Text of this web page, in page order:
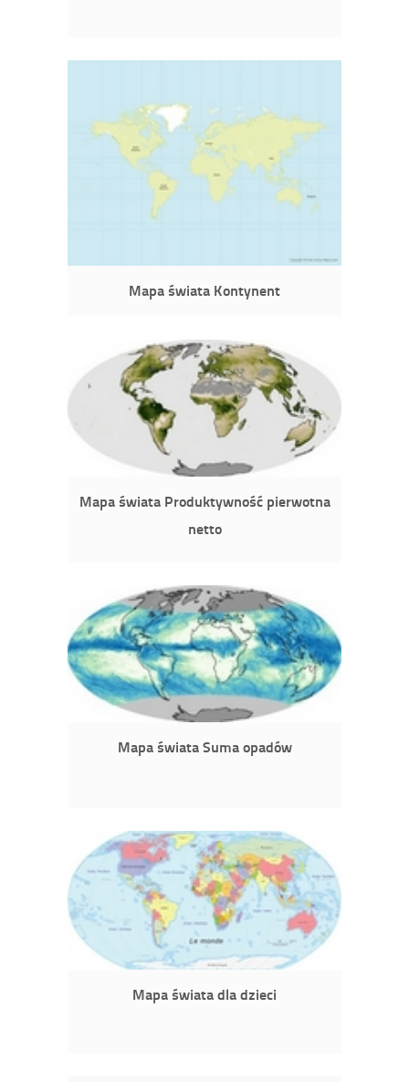
Mapa świata Kontynent
Mapa świata Produktywność pierwotna
netto
Mapa świata Suma opadów
Mapa świata dla dzieci